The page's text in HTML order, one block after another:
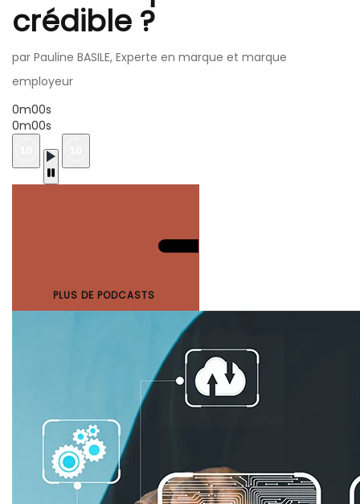
crédible ?
par Pauline BASILE, Experte en marque et marque
employeur
0m00s
0m00s
PLUS DE PODCASTS